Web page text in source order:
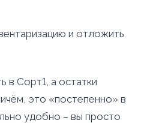
и отложить
в Сорт1, а остатки
это «постепенно» в
удобно – вы просто